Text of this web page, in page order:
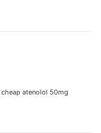
cheap atenolol 50mg